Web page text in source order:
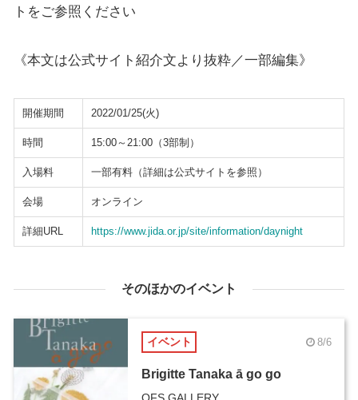
トをご参照ください
《本文は公式サイト紹介文より抜粋／一部編集》
開催期間 2022/01/25(火)
時間 15:00～21:00（3部制）
入場料 一部有料（詳細は公式サイトを参照）
会場 オンライン
詳細URL https://www.jida.or.jp/site/information/daynight
そのほかのイベント
イベント 8/6
Brigitte Tanaka ā go go